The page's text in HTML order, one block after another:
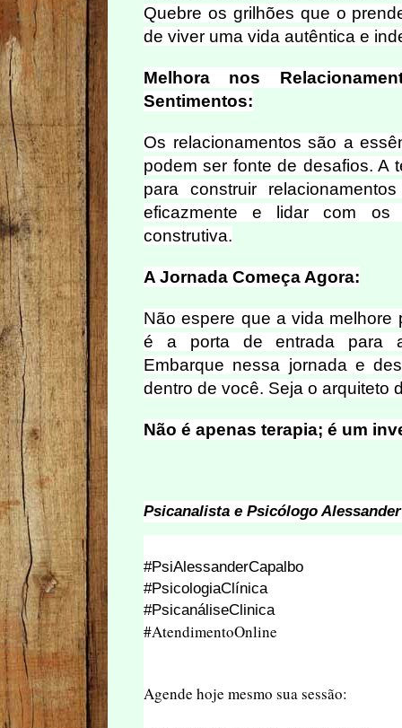
Quebre os grilhões que o
de viver uma vida autêntica e
Melhora nos
Sentimentos:
Os relacionamentos são a
podem ser fonte de desafios. A
para construir
eficazmente e lidar com os
construtiva.
A Jornada Começa Agora:
Não espere que a vida melhore
é a porta de entrada para a
Embarque nessa jornada e
dentro de você. Seja o arquiteto
Não é apenas terapia; é um
Psicanalista e Psicólogo
#PsiAlessanderCapalbo
#PsicologiaClínica
#PsicanáliseClinica
#AtendimentoOnline
Agende hoje mesmo sua sessão: